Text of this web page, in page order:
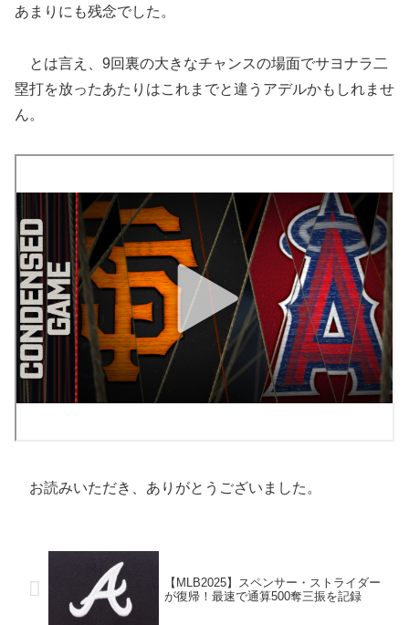
あまりにも残念でした。
とは言え、9回裏の大きなチャンスの場面でサヨナラ二
塁打を放ったあたりはこれまでと違うアデルかもしれませ
ん。
お読みいただき、ありがとうございました。
【MLB2025】スペンサー・ストライダー
が復帰！最速で通算500奪三振を記録